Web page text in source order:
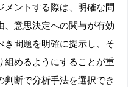
ントする際は、明確な問
、意思決定への関与が有効
き問題を明確に提示し、そ
組めるようにすることが重
断で分析手法を選択でき